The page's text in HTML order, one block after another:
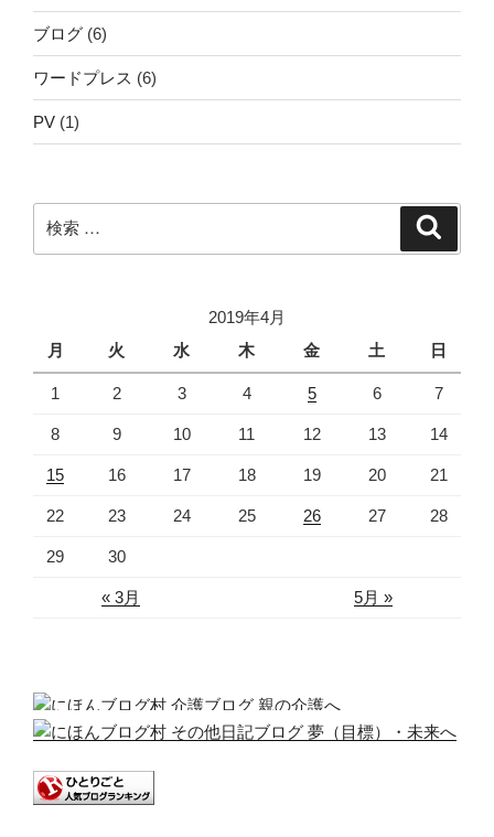
ブログ (6)
ワードプレス (6)
PV (1)
検
索:
2019年4月
月
火 水 木 金 土 日
« 3月 5月 »
1 2 3 4 5 6 7
8 9 10 11 12 13 14
15 16 17 18 19 20 21
22 23 24 25 26 27 28
29 30